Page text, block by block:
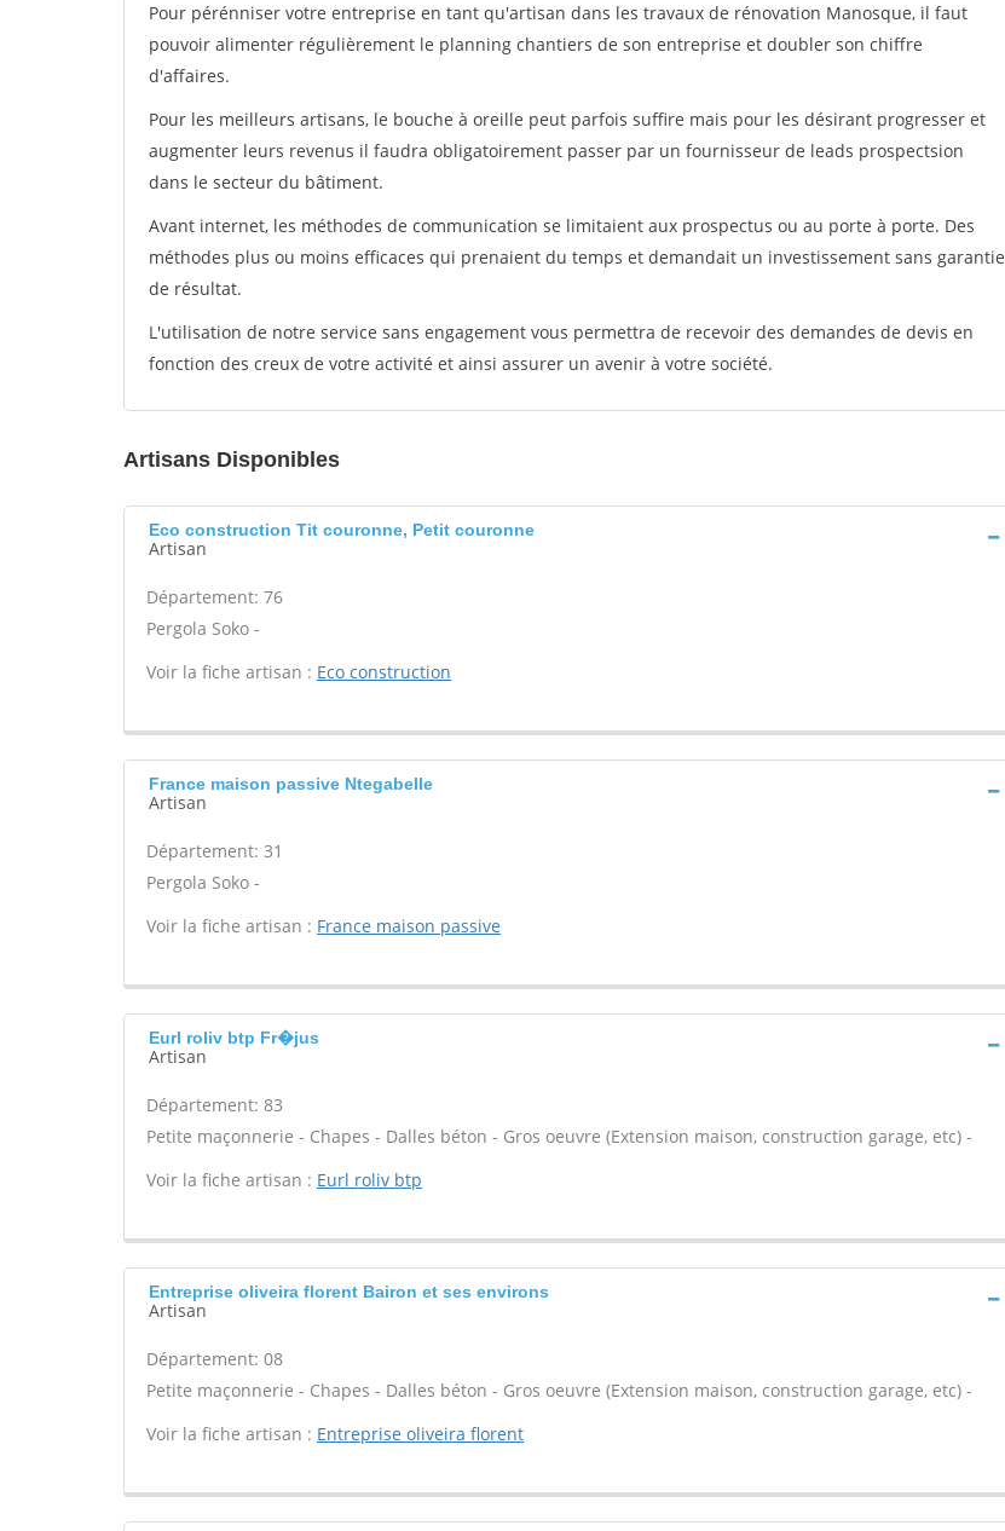
Pour pérénniser votre entreprise en tant qu'artisan dans les travaux de rénovation Manosque, il faut
pouvoir alimenter régulièrement le planning chantiers de son entreprise et doubler son chiffre
d'affaires.
Pour les meilleurs artisans, le bouche à oreille peut parfois suffire mais pour les désirant progresser et
augmenter leurs revenus il faudra obligatoirement passer par un fournisseur de leads prospectsion
dans le secteur du bâtiment.
Avant internet, les méthodes de communication se limitaient aux prospectus ou au porte à porte. Des
méthodes plus ou moins efficaces qui prenaient du temps et demandait un investissement sans garantie
de résultat.
L'utilisation de notre service sans engagement vous permettra de recevoir des demandes de devis en
fonction des creux de votre activité et ainsi assurer un avenir à votre société.
Artisans Disponibles
Eco construction Tit couronne, Petit couronne
Artisan
Département: 76
Pergola Soko -
Voir la fiche artisan : Eco construction
France maison passive Ntegabelle
Artisan
Département: 31
Pergola Soko -
Voir la fiche artisan : France maison passive
Eurl roliv btp Fr�jus
Artisan
Département: 83
Petite maçonnerie - Chapes - Dalles béton - Gros oeuvre (Extension maison, construction garage, etc) -
Voir la fiche artisan : Eurl roliv btp
Entreprise oliveira florent Bairon et ses environs
Artisan
Département: 08
Petite maçonnerie - Chapes - Dalles béton - Gros oeuvre (Extension maison, construction garage, etc) -
Voir la fiche artisan : Entreprise oliveira florent